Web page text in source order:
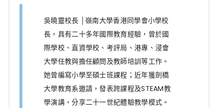
吳曉靈校長 │嶺南大學香港同學會小學校
長，具有二十多年國際教育經驗，曾於國
際學校、直資學校、考評局、港專、浸會
大學任教與擔任顧問及教師培訓等工作。
她曾編寫小學至碩士班課程；近年獲劍橋
大學教育系邀請，發表跨課程及STEAM教
學演講，分享二十一世紀體驗教學模式。